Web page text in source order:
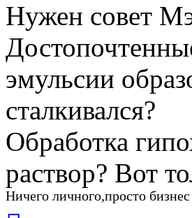
Нужен совет
эмульсии
сталкивался?
Обработка
раствор? Вот
Ничего личного,просто